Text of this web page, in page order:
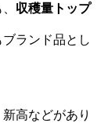
収穫量トップ
ランド品とし
高などがあり